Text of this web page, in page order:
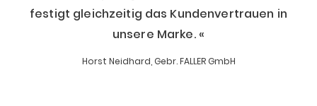
festigt gleichzeitig das Kundenvertrauen in
unsere Marke.
Horst Neidhard, Gebr. FALLER GmbH